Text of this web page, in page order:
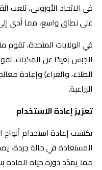
في الاتحاد الأوروبي، تلعب
على نطاق واسع، مما أدى
الجبس بعيدًا عن المكبات.
الطلاء، والغراء) وإعادة
الزراعية.
تعزيز إعادة الاستخدام
يكتسب إعادة استخدام ألواح
المستعادة في حالة جيدة،
مما يمدّد دورة حياة